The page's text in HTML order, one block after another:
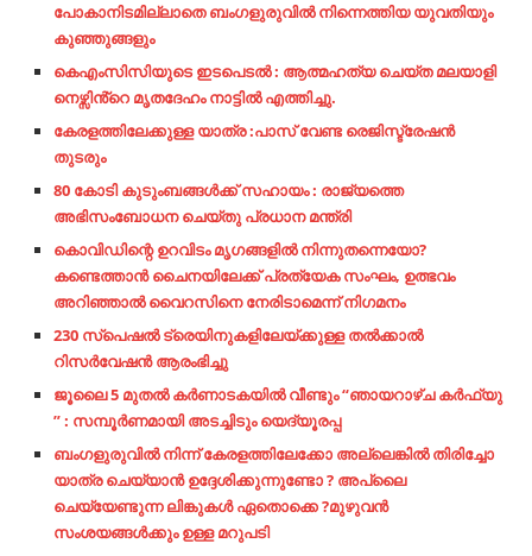
പോകാനിടമില്ലാതെ ബംഗളുരുവിൽ നിന്നെത്തിയ യുവതിയും
കുഞ്ഞുങ്ങളും
കെഎംസിസിയുടെ ഇടപെടൽ : ആത്മഹത്യ ചെയ്ത മലയാളി
നെഴ്സിൻ്റെ മൃതദേഹം നാട്ടിൽ എത്തിച്ചു.
കേരളത്തിലേക്കുള്ള യാത്ര :പാസ് വേണ്ട രെജിസ്ട്രേഷൻ
തുടരും
80 കോടി കുടുംബങ്ങള്‍ക്ക് സഹായം : രാജ്യത്തെ
അഭിസംബോധന ചെയ്തു പ്രധാന മന്ത്രി
കൊവിഡിന്റെ ഉറവിടം മൃഗങ്ങളില്‍ നിന്നുതന്നെയോ?​
കണ്ടെത്താന്‍ ചൈനയിലേക്ക് പ്രത്യേക സംഘം,​ ഉത്ഭവം
അറിഞ്ഞാല്‍ വൈറസിനെ നേരിടാമെന്ന് നിഗമനം
230 സ്‌പെഷല്‍ ട്രെയിനുകളിലേയ്ക്കുള്ള തല്‍ക്കാല്‍
റിസര്‍വേഷന്‍ ആരംഭിച്ചു
ജൂലൈ 5 മുതൽ കർണാടകയിൽ വീണ്ടും “ഞായറാഴ്ച കർഫ്യു
” : സമ്പൂർണമായി അടച്ചിടും യെദ്യൂരപ്പ
ബംഗളുരുവിൽ നിന്ന് കേരളത്തിലേക്കോ അല്ലെങ്കിൽ തിരിച്ചോ
യാത്ര ചെയ്യാൻ ഉദ്ദേശിക്കുന്നുണ്ടോ ? അപ്ലൈ
ചെയ്യേണ്ടുന്ന ലിങ്കുകൾ ഏതൊക്കെ ?മുഴുവൻ
സംശയങ്ങൾക്കും ഉള്ള മറുപടി